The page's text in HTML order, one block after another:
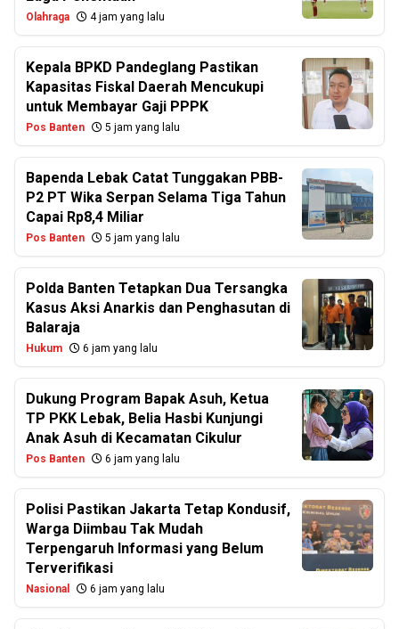
Olahraga 4 jam yang lalu
Kepala BPKD Pandeglang Pastikan
Kapasitas Fiskal Daerah Mencukupi
untuk Membayar Gaji PPPK
Pos Banten 5 jam yang lalu
Bapenda Lebak Catat Tunggakan PBB-
P2 PT Wika Serpan Selama Tiga Tahun
Capai Rp8,4 Miliar
Pos Banten 5 jam yang lalu
Polda Banten Tetapkan Dua Tersangka
Kasus Aksi Anarkis dan Penghasutan di
Balaraja
Hukum 6 jam yang lalu
Dukung Program Bapak Asuh, Ketua
TP PKK Lebak, Belia Hasbi Kunjungi
Anak Asuh di Kecamatan Cikulur
Pos Banten 6 jam yang lalu
Polisi Pastikan Jakarta Tetap Kondusif,
Warga Diimbau Tak Mudah
Terpengaruh Informasi yang Belum
Terverifikasi
Nasional 6 jam yang lalu